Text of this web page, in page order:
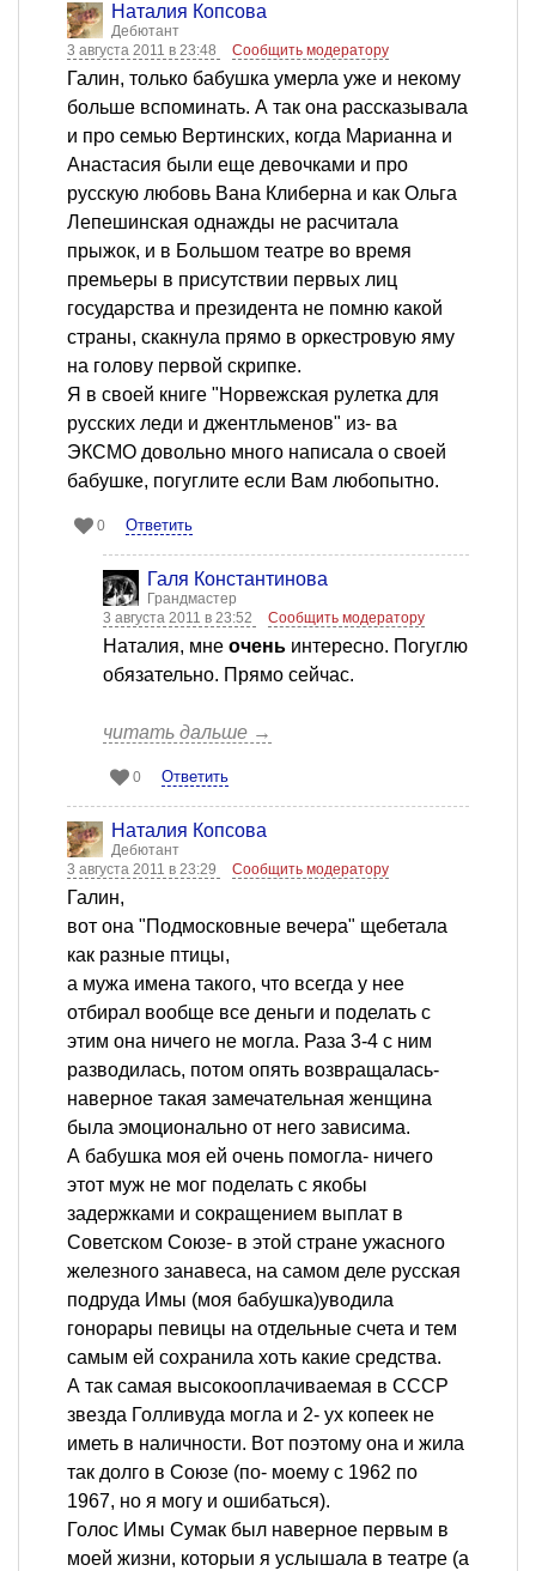
Наталия Копсова
Дебютант
3 августа 2011 в 23:48
Сообщить модератору
Галин, только бабушка умерла уже и некому
больше вспоминать. А так она рассказывала
и про семью Вертинских, когда Марианна и
Анастасия были еще девочками и про
русскую любовь Вана Клиберна и как Ольга
Лепешинская однажды не расчитала
прыжок, и в Большом театре во время
премьеры в присутствии первых лиц
государства и президента не помню какой
страны, скакнула прямо в оркестровую яму
на голову первой скрипке.
Я в своей книге "Норвежская рулетка для
русских леди и джентльменов" из- ва
ЭКСМО довольно много написала о своей
бабушке, погуглите если Вам любопытно.
0 Ответить
Галя Константинова
Грандмастер
3 августа 2011 в 23:52
Сообщить модератору
Наталия, мне очень интересно. Погуглю
обязательно. Прямо сейчас.
читать дальше →
0 Ответить
Наталия Копсова
Дебютант
3 августа 2011 в 23:29
Сообщить модератору
Галин,
вот она "Подмосковные вечера" щебетала
как разные птицы,
а мужа имена такого, что всегда у нее
отбирал вообще все деньги и поделать с
этим она ничего не могла. Раза 3-4 с ним
разводилась, потом опять возвращалась-
наверное такая замечательная женщина
была эмоционально от него зависима.
А бабушка моя ей очень помогла- ничего
этот муж не мог поделать с якобы
задержками и сокращением выплат в
Советском Союзе- в этой стране ужасного
железного занавеса, на самом деле русская
подруда Имы (моя бабушка)уводила
гонорары певицы на отдельные счета и тем
самым ей сохранила хоть какие средства.
А так самая высокооплачиваемая в СССР
звезда Голливуда могла и 2- ух копеек не
иметь в наличности. Вот поэтому она и жила
так долго в Союзе (по- моему с 1962 по
1967, но я могу и ошибаться).
Голос Имы Сумак был наверное первым в
моей жизни, которыи я услышала в театре (а